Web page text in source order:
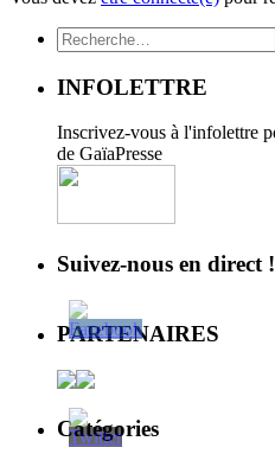
Rechercher :
INFOLETTRE
Inscrivez-vous à l'infolettre
de GaïaPresse
Suivez-nous en direct !
PARTENAIRES
Catégories